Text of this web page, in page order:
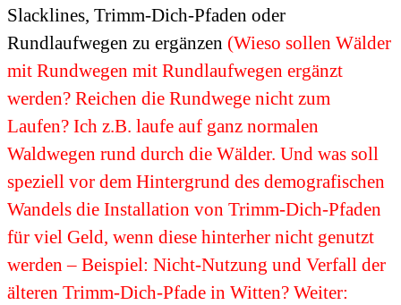
Slacklines, Trimm-Dich-Pfaden oder
Rundlaufwegen zu ergänzen (Wieso sollen Wälder
mit Rundwegen mit Rundlaufwegen ergänzt
werden? Reichen die Rundwege nicht zum
Laufen? Ich z.B. laufe auf ganz normalen
Waldwegen rund durch die Wälder. Und was soll
speziell vor dem Hintergrund des demografischen
Wandels die Installation von Trimm-Dich-Pfaden
für viel Geld, wenn diese hinterher nicht genutzt
werden – Beispiel: Nicht-Nutzung und Verfall der
älteren Trimm-Dich-Pfade in Witten? Weiter: